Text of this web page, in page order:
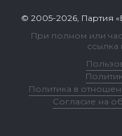
© 2005-2026, Партия
При полном или
ссылка
Политика в
Согласие на